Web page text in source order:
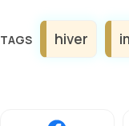
Étiquettes
hiver